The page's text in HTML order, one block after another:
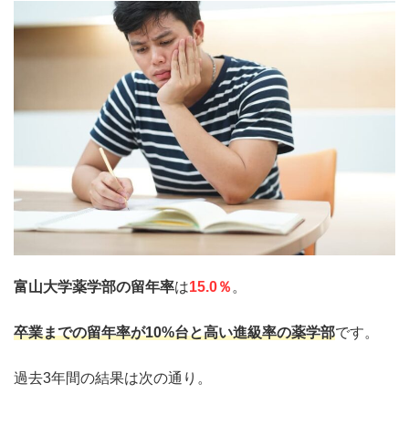
富山大学薬学部の留年率は15.0％ 。
卒業までの留年率が10%台と高い進級率の薬学部です。
過去3年間の結果は次の通り。